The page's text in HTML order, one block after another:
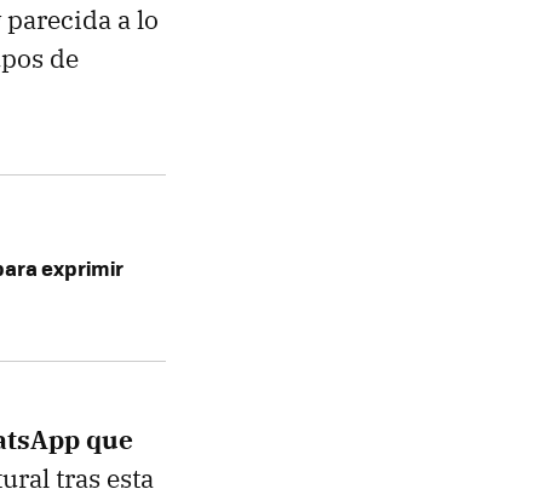
a lo
de
exprimir
que
tras esta